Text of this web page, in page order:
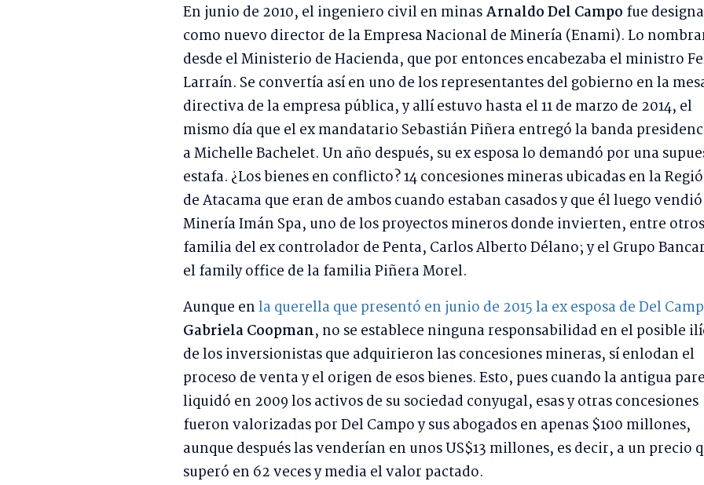
En junio de 2010, el ingeniero civil en minasArnaldo Del Campo fue
como nuevo director de la Empresa Nacional de Minería (Enami). Lo
desde el Ministerio de Hacienda, que por entonces encabezaba el ministro
Larraín. Se convertía así en uno de los representantes del gobierno en la
directiva de la empresa pública, y allí estuvo hasta el 11 de marzo de 2014, el
mismo día que el ex mandatario Sebastián Piñera entregó la banda
a Michelle Bachelet. Un año después, su ex esposa lo demandó por una
estafa. ¿Los bienes en conflicto? 14 concesiones mineras ubicadas en la
de Atacama que eran de ambos cuando estaban casados y que él luego
Minería Imán Spa, uno de los proyectos mineros donde invierten, entre
familia del ex controlador de Penta, Carlos Alberto Délano; y el Grupo
el family office de la familia Piñera Morel.
Aunque enla querella que presentó en junio de 2015 la ex esposa de Del
Gabriela Coopman, no se establece ninguna responsabilidad en el posible
de los inversionistas que adquirieron las concesiones mineras, sí enlodan el
proceso de venta y el origen de esos bienes. Esto, pues cuando la antigua
liquidó en 2009 los activos de su sociedad conyugal, esas y otras concesiones
fueron valorizadas por Del Campo y sus abogados en apenas $100 millones,
aunque después las venderían en unos US$13 millones, es decir, a un precio
superó en 62 veces y media el valor pactado.